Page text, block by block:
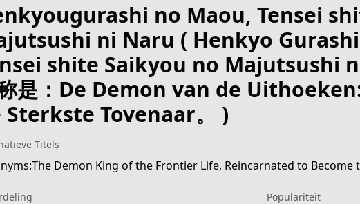
no Maou, Tensei
ni Naru ( Henkyo
shite Saikyou no Majutsushi
是：De Demon van de
Sterkste Tovenaar。 )
Titels
Demon King of the Frontier Life, Reincarnated to Become
Populariteit